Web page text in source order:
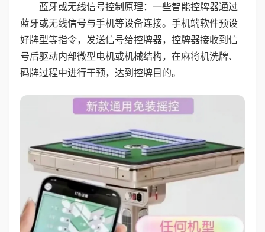
蓝牙或无线信号控制原理：一些智能控牌器通过
蓝牙或无线信号与手机等设备连接。手机端软件预设
好牌型等指令，发送信号给控牌器，控牌器接收到信
号后驱动内部微型电机或机械结构，在麻将机洗牌、
码牌过程中进行干预，达到控牌目的。